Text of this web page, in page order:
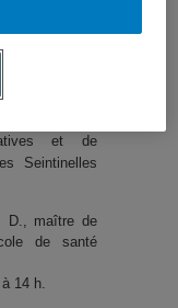
France. Le
se fait
de la
facilitatant la
de même que
et de
Seintinelles
D., maître de
de santé
14 h.